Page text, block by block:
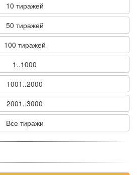
10 тиражей
50 тиражей
100 тиражей
1..1000
1001..2000
2001..3000
Все тиражи